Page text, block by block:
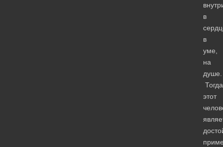
в
в
уме,
на
душе.
Тогда
этот